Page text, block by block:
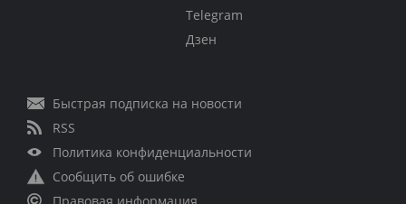
Telegram
Дзен
Быстрая подписка на новости
RSS
Политика конфиденциальности
Сообщить об ошибке